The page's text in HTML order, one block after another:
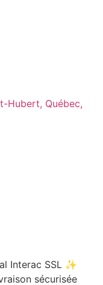
Hubert, Québec,
Interac SSL ✨
sécurisée